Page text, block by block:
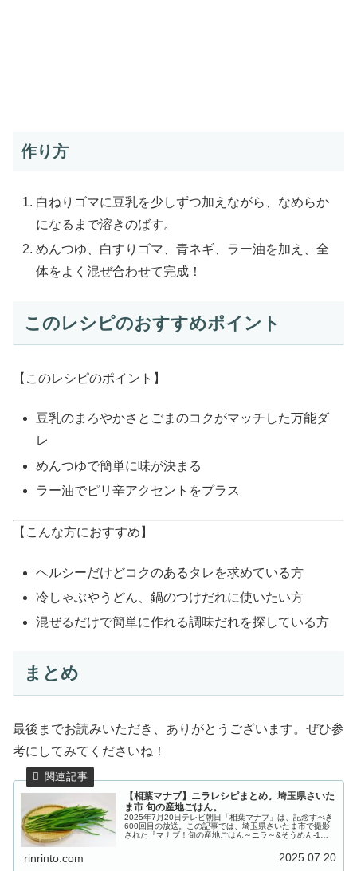
作り方
白ねりゴマに豆乳を少しずつ加えながら、なめらか
になるまで溶きのばす。
めんつゆ、白すりゴマ、青ネギ、ラー油を加え、全
体をよく混ぜ合わせて完成！
このレシピのおすすめポイント
【このレシピのポイント】
豆乳のまろやかさとごまのコクがマッチした万能ダ
レ
めんつゆで簡単に味が決まる
ラー油でピリ辛アクセントをプラス
【こんな方におすすめ】
ヘルシーだけどコクのあるタレを求めている方
冷しゃぶやうどん、鍋のつけだれに使いたい方
混ぜるだけで簡単に作れる調味だれを探している方
まとめ
最後までお読みいただき、ありがとうございます。ぜひ参
考にしてみてくださいね！
【相葉マナブ】ニラレシピまとめ。埼玉県さいた
ま市 旬の産地ごはん。
2025年7月20日テレビ朝日「相葉マナブ」は、記念すべき
600回目の放送。この記事では、埼玉県さいたま市で撮影
された『マナブ！旬の産地ごはん～ニラ～&そうめん-1グ
rinrinto.com 2025.07.20